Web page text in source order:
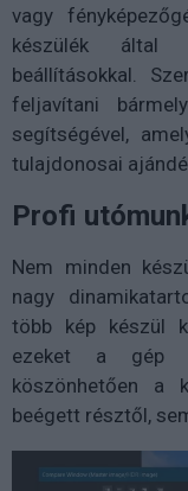
vagy
készülék által
beállításokkal.
feljavítani
segítségével,
tulajdonosai
Profi
Nem minden
nagy
több kép készül
ezeket a gép
köszönhetően a
beégett résztől,